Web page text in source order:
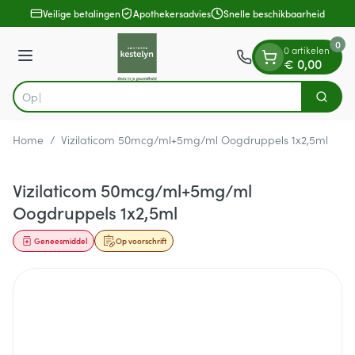
Ga naar de inhoud
1 van 1Veilige betalingen Apothekersadvies Snelle beschikbaarheid
Menu
Product, merk, categorie...
Op zoek Zoek
0 artikelen
€ 0,00
0
Home / Vizilaticom 50mcg/ml+5mg/ml Oogdruppels 1x2,5ml
Vizilaticom 50mcg/ml+5mg/ml
Oogdruppels 1x2,5ml
Op voorschrift
Geneesmiddel